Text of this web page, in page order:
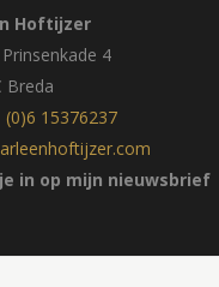
Hoftijzer
4
Breda
(0)6 15376237
in op mijn nieuwsbrief